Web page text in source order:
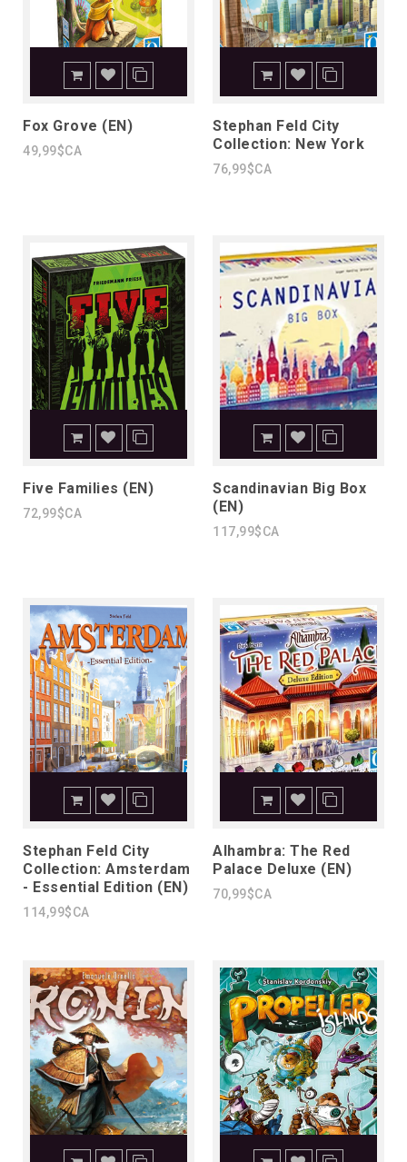
Fox Grove (EN)
49,99$CA
Stephan Feld City
Collection: New York
76,99$CA
Five Families (EN)
72,99$CA
Scandinavian Big Box
(EN)
117,99$CA
Stephan Feld City
Collection: Amsterdam
- Essential Edition (EN)
114,99$CA
Alhambra: The Red
Palace Deluxe (EN)
70,99$CA